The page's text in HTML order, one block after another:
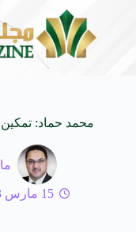
المنظمة العربية
محمد حماد:
15 مارس 2023